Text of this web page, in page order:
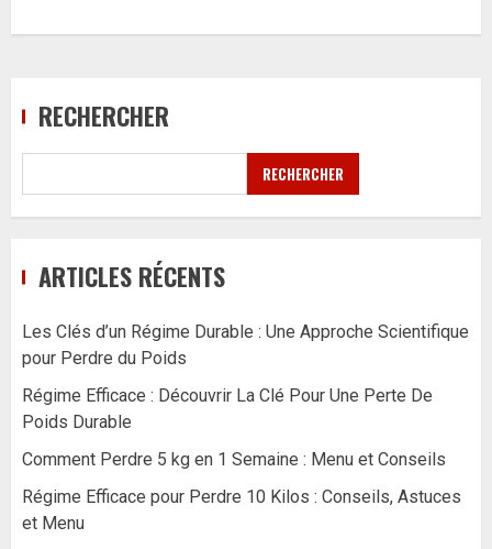
RECHERCHER
RECHERCHER
ARTICLES RÉCENTS
Les Clés d’un Régime Durable : Une Approche Scientifique
pour Perdre du Poids
Régime Efficace : Découvrir La Clé Pour Une Perte De
Poids Durable
Comment Perdre 5 kg en 1 Semaine : Menu et Conseils
Régime Efficace pour Perdre 10 Kilos : Conseils, Astuces
et Menu